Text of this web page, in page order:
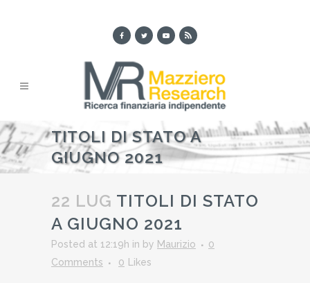
TITOLI DI STATO A
GIUGNO 2021
22 LUG TITOLI DI STATO
A GIUGNO 2021
Posted at 12:19h in by Maurizio
0
Comments
0 Likes